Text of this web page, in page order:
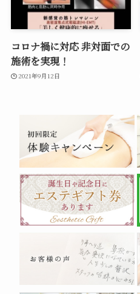
コロナ禍に対応 非対面での
施術を実現！
2021年9月12日